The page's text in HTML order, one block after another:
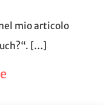
mio articolo
[…]